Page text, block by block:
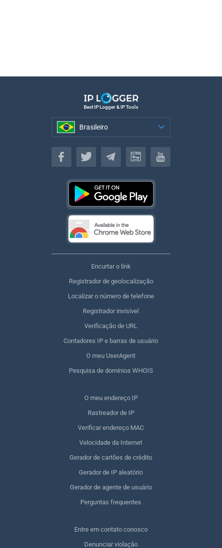
Best IP Logger & IP Tools
Brasileiro
Brasileiro
Encurtar o link
Registrador de geolocalização
Localizar o número de telefone
Registrador invisível
Verificação de URL
Contadores IP e barras de usuário
O meu UserAgent
Pesquisa de domínios WHOIS
O meu endereço IP
Rastreador de IP
Verificar endereço MAC
Velocidade da Internet
Gerador de cartões de crédito
Gerador de IP aleatório
Gerador de agente de usuário
Perguntas frequentes
Entre em contato conosco
Denunciar violação